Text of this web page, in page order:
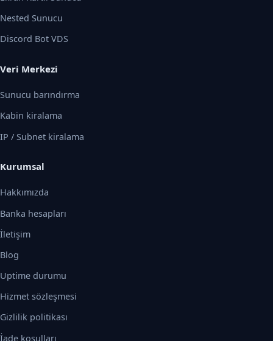
Nested Sunucu
Discord Bot VDS
Veri Merkezi
Sunucu barındırma
Kabin kiralama
IP / Subnet kiralama
Kurumsal
Hakkımızda
Banka hesapları
İletişim
Blog
Uptime durumu
Hizmet sözleşmesi
Gizlilik politikası
İade koşulları